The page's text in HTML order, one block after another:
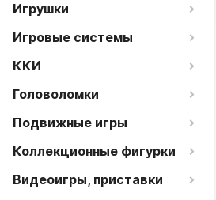
Игрушки
Игровые системы
ККИ
Головоломки
Подвижные игры
Коллекционные фигурки
Видеоигры, приставки